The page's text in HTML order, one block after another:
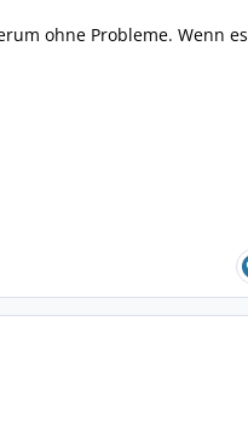
ohne Probleme. Wenn es